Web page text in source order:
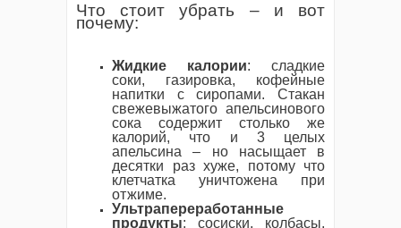
Что стоит убрать – и вот
почему:
Жидкие калории: сладкие
соки, газировка, кофейные
напитки с сиропами. Стакан
свежевыжатого апельсинового
сока содержит столько же
калорий, что и 3 целых
апельсина – но насыщает в
десятки раз хуже, потому что
клетчатка уничтожена при
отжиме.
Ультрапереработанные
продукты: сосиски, колбасы,